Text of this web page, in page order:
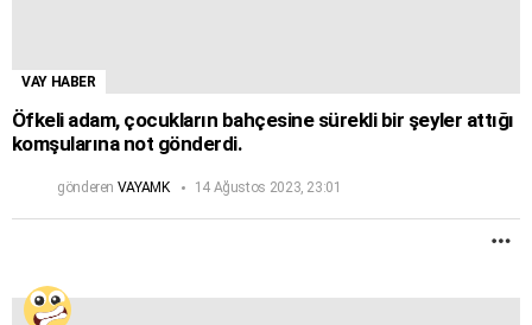
VAY HABER
Öfkeli adam, çocukların bahçesine sürekli bir şeyler attığı
komşularına not gönderdi.
gönderen VAYAMK 14 Ağustos 2023, 23:01